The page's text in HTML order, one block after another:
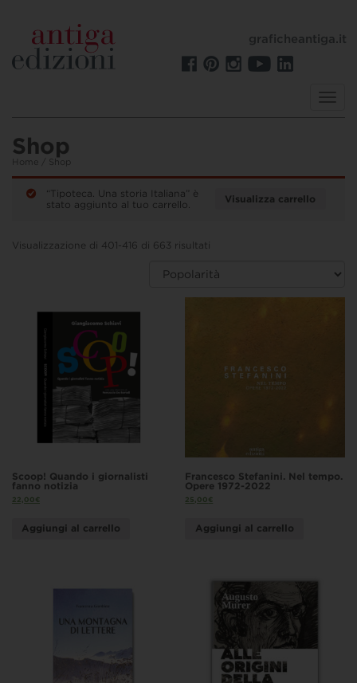
graficheantiga.it
Shop
Home / Shop
Visualizza carrello
“Tipoteca. Una storia Italiana” è
stato aggiunto al tuo carrello.
Visualizzazione di 401-416 di 663 risultati
Scoop! Quando i giornalisti
fanno notizia
22,00€
Aggiungi al carrello
Francesco Stefanini. Nel tempo.
Opere 1972-2022
25,00€
Aggiungi al carrello